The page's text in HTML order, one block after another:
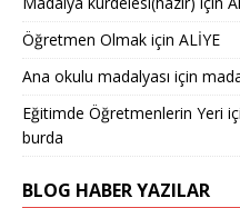
Öğretmen Olmak için ALİYE
Ana okulu madalyası için
Eğitimde Öğretmenlerin Yeri
burda
BLOG HABER YAZILAR